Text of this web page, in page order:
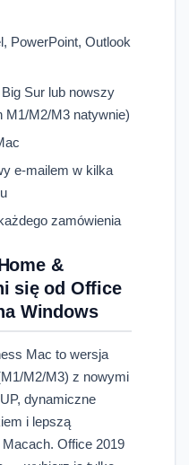
PowerPoint, Outlook
Sur lub nowszy
M1/M2/M3 natywnie)
e-mailem w kilka
zamówienia
&
się od Office
Windows
Mac to wersja
M2/M3) z nowymi
dynamiczne
i lepszą
Office 2019